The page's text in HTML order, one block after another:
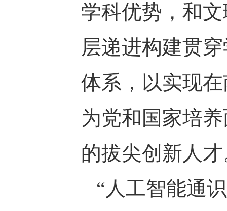
学科优势，和
层递进构建贯
体系，以实现
为党和国家培
的拔尖创新人
“人工智能通